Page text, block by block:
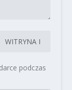
podczas